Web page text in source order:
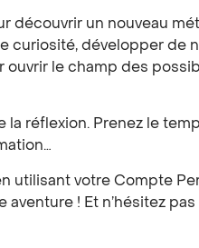
découvrir un nouveau
curiosité, développer de
le champ des
réflexion. Prenez le
utilisant votre Compte
! Et n’hésitez